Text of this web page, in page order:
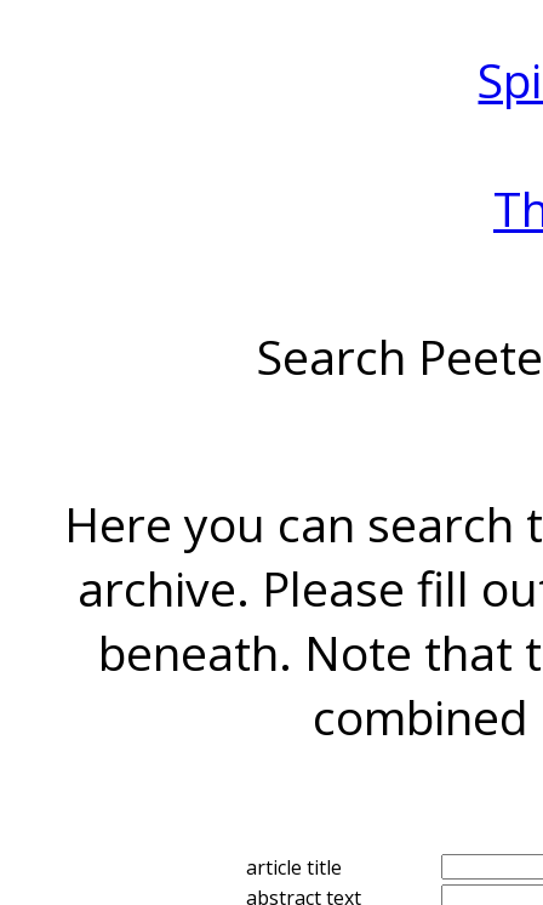
Search
Here you can search
archive. Please fill
beneath. Note that
combined
article title
abstract text